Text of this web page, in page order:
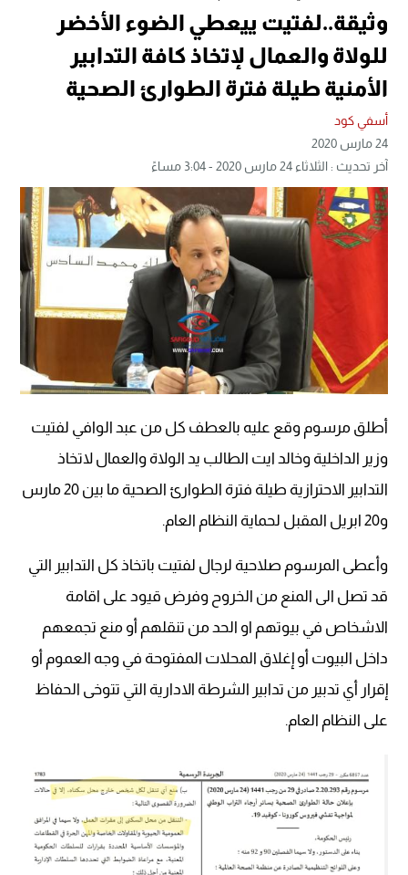
وثيقة..لفتيت ييعطي الضوء الأخضر
للولاة والعمال لإتخاذ كافة التدابير
الأمنية طيلة فترة الطوارئ الصحية
أسفي كود
24 مارس 2020
آخر تحديث : الثلاثاء 24 مارس 2020 - 3:04 مساءً
أطلق مرسوم وقع عليه بالعطف كل من عبد الوافي لفتيت
وزير الداخلية وخالد ايت الطالب يد الولاة والعمال لاتخاذ
التدابير الاحترازية طيلة فترة الطوارئ الصحية ما بين 20 مارس
و20 ابريل المقبل لحماية النظام العام.
وأعطى المرسوم صلاحية لرجال لفتيت باتخاذ كل التدابير التي
قد تصل الى المنع من الخروح وفرض قيود على اقامة
الاشخاص في بيوتهم او الحد من تنقلهم أو منع تجمعهم
داخل البيوت أو إغلاق المحلات المفتوحة في وجه العموم أو
إقرار أي تدبير من تدابير الشرطة الادارية التي تتوخى الحفاظ
على النظام العام.